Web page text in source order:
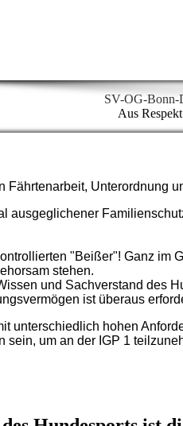
SV-OG-Bonn-
Aus
Unterordnung
ausgeglichener
"Beißer"! Ganz im
stehen.
und Sachverstand des
ist überaus
unterschiedlich hohen
sein, um an der IGP 1